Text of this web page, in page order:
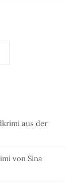
aus der
von Sina